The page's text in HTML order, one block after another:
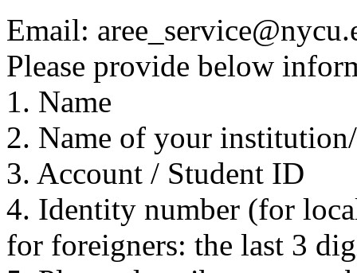
Email:
Please provide below
1. Name
2. Name of your
3. Account / Student ID
4. Identity number (for
for foreigners: the last 3